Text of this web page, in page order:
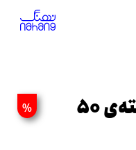
%
کتاب‌های نارنجی، هفته‌ی 50